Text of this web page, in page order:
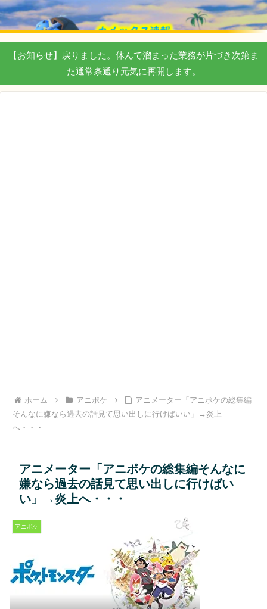
【お知らせ】戻りました。休んで溜まった業務が片づき次第ま
た通常条通り元気に再開します。
ホーム アニポケ
アニメーター「アニポケの総集編
そんなに嫌なら過去の話見て思い出しに行けばいい」→炎上
へ・・・
アニメーター「アニポケの総集編そんなに
嫌なら過去の話見て思い出しに行けばい
い」→炎上へ・・・
アニポケ